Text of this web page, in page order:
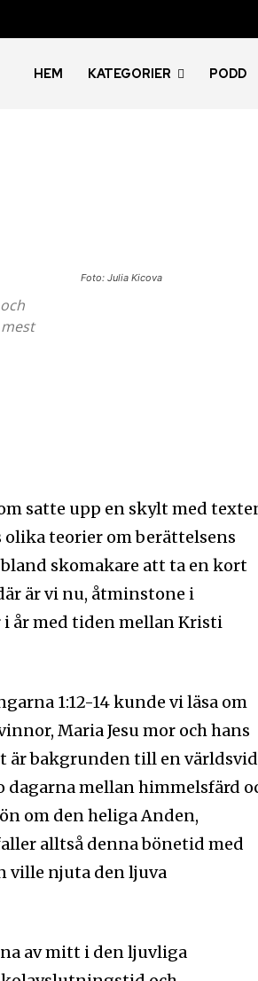
HEM KATEGORIER PODD
Foto: Julia Kicova
satte upp en skylt med
olika teorier om berättelsens
skomakare att ta en kort
är vi nu, åtminstone i
år med tiden mellan Kristi
1:12-14 kunde vi läsa om
Maria Jesu mor och hans
är bakgrunden till en världsvid
mellan himmelsfärd
om den heliga Anden,
alltså denna bönetid med
ville njuta den ljuva
av mitt i den ljuvliga